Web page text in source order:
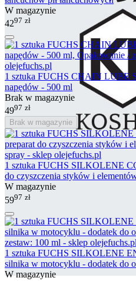
W magazynie
4297 zł
1 sztuka FUCHS CHAIN LUBE
napędów - 500 ml
Brak w magazynie
4997 zł
Brak w magazynie
1 sztuka FUCHS SILKOLENE
do czyszczenia styków i
W magazynie
5997 zł
1 sztuka FUCHS SILKOLENE
silnika w motocyklu - dodatek do
W magazynie